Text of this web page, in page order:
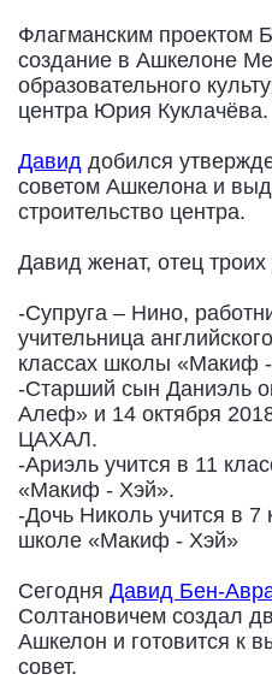
Флагманским проектом
создание в Ашкелоне
образовательного
центра Юрия Куклачёва.
Давид добился
советом Ашкелона и
строительство центра.
Давид женат, отец троих
-Супруга – Нино,
учительница
классах школы «Макиф
-Старший сын Даниэль
Алеф» и 14 октября
ЦАХАЛ.
-Ариэль учится в 11
«Макиф - Хэй».
-Дочь Николь учится в
школе «Макиф - Хэй»
Сегодня Давид Бен-
Солтановичем создал
Ашкелон и готовится к
совет.